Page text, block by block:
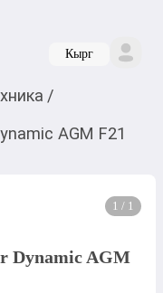
Кырг
/
AGM F21
1 / 1
Dynamic AGM